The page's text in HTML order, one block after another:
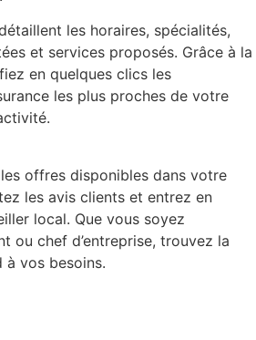
les horaires, spécialités,
et services proposés. Grâce à la
en quelques clics les
les plus proches de votre
offres disponibles dans votre
les avis clients et entrez en
local. Que vous soyez
ou chef d’entreprise, trouvez la
vos besoins.